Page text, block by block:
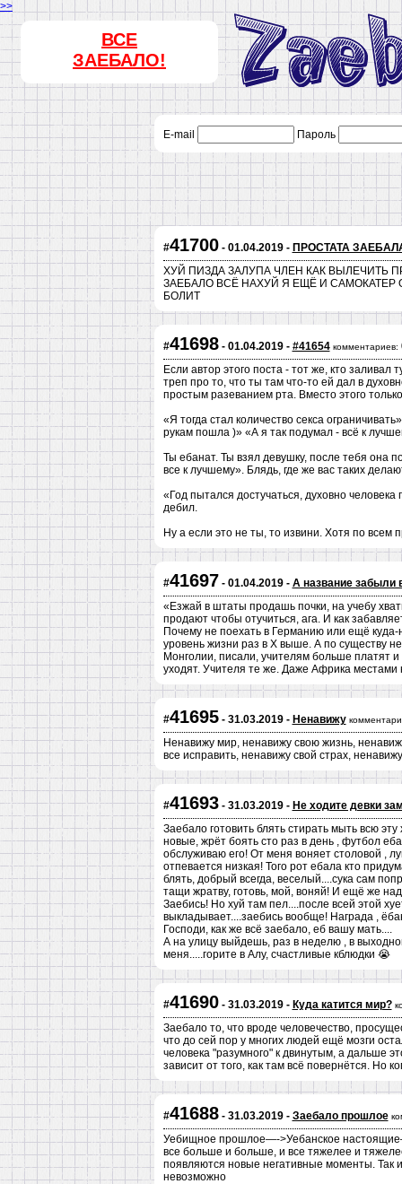
>>
ВСЕ
ЗАЕБАЛО!
E-mail Пароль
#41700- 01.04.2019 - ПРОСТАТА
ХУЙ ПИЗДА ЗАЛУПА ЧЛЕН КАК ВЫЛЕЧИТЬ
ЗАЕБАЛО ВСЁ НАХУЙ Я ЕЩЁ И
БОЛИТ
#41698- 01.04.2019 - #41654 комментариев:
Если автор этого поста - тот же, кто заливал
треп про то, что ты там что-то ей дал в
простым разеванием рта. Вместо этого
«Я тогда стал количество секса
рукам пошла )» «А я так подумал - всё к
Ты ебанат. Ты взял девушку, после тебя она
все к лучшему». Блядь, где же вас таких
«Год пытался достучаться, духовно
дебил.
Ну а если это не ты, то извини. Хотя по всем
#41697 - 01.04.2019 - А название забыли
«Езжай в штаты продашь почки, на учебу
продают чтобы отучиться, ага. И как
Почему не поехать в Германию или ещё куда-
уровень жизни раз в Х выше. А по существу
Монголии, писали, учителям больше платят
уходят. Учителя те же. Даже Африка местами
#41695- 31.03.2019 - Ненавижу
Ненавижу мир, ненавижу свою жизнь,
все исправить, ненавижу свой страх,
#41693- 31.03.2019 - Не ходите девки
Заебало готовить блять стирать мыть всю
новые, жрёт боять сто раз в день , футбол
обслуживаю его! От меня воняет столовой ,
отпевается низкая! Того рот ебала кто
блять, добрый всегда, веселый....сука сам
тащи жратву, готовь, мой, воняй! И ещё же
Заебись! Но хуй там пел....после всей этой
выкладывает....заебись вообще! Награда ,
Господи, как же всё заебало, еб вашу мать....
А на улицу выйдешь, раз в неделю , в
меня.....горите в Алу, счастливые кблюдки 😭
#41690- 31.03.2019 - Куда катится мир?
Заебало то, что вроде человечество,
что до сей пор у многих людей ещё мозги
человека "разумного" к двинутым, а дальше
зависит от того, как там всё повернётся. Но
#41688- 31.03.2019 - Заебало прошлое
Уебищное прошлое—->Уебанское
все больше и больше, и все тяжелее и
появляются новые негативные моменты. Так
невозможно